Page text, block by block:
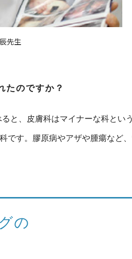
先生
のですか？
と、皮膚科はマイナーな科とい
です。膠原病やアザや腫瘍など
の